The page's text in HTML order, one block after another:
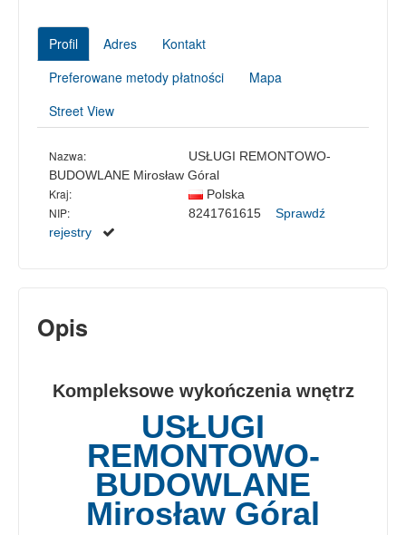
Profil Adres
Kontakt
Preferowane metody płatności
Mapa
Street View
Nazwa:
USŁUGI REMONTOWO-
BUDOWLANE Mirosław Góral
Kraj: Polska
NIP: 8241761615 Sprawdź
rejestry
Opis
Kompleksowe wykończenia wnętrz
USŁUGI
REMONTOWO-
BUDOWLANE
Mirosław Góral